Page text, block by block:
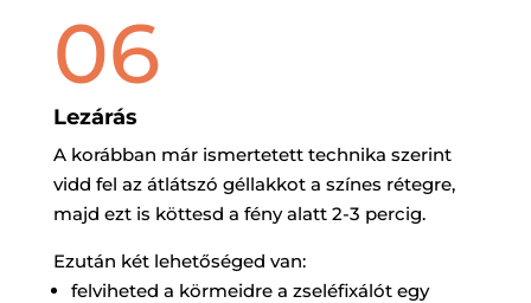
06
Lezárás
A korábban már ismertetett technika szerint
vidd fel az átlátszó géllakkot a színes rétegre,
majd ezt is köttesd a fény alatt 2-3 percig.
Ezután két lehetőséged van:
felviheted a körmeidre a zseléfixálót egy